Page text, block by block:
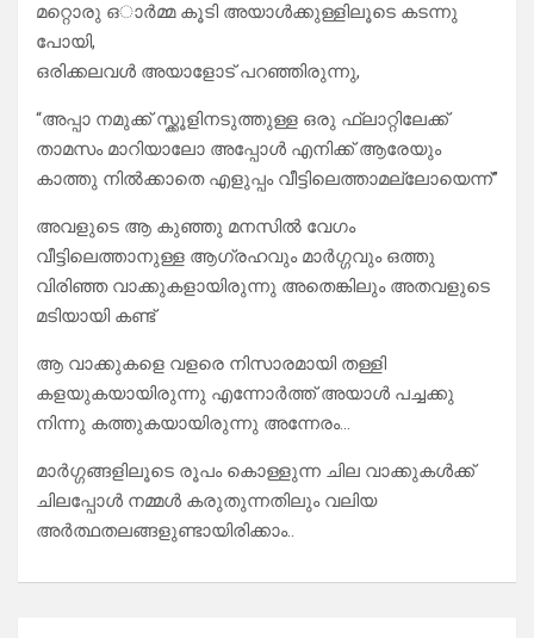
മറ്റൊരു ഒാർമ്മ കൂടി അയാൾക്കുള്ളിലൂടെ കടന്നു
പോയി,
ഒരിക്കലവൾ അയാളോട് പറഞ്ഞിരുന്നു,
“അപ്പാ നമുക്ക് സ്ക്കൂളിനടുത്തുള്ള ഒരു ഫ്ലാറ്റിലേക്ക്
താമസം മാറിയാലോ അപ്പോൾ എനിക്ക് ആരേയും
കാത്തു നിൽക്കാതെ എളുപ്പം വീട്ടിലെത്താമല്ലോയെന്ന്”
അവളുടെ ആ കുഞ്ഞു മനസിൽ വേഗം
വീട്ടിലെത്താനുള്ള ആഗ്രഹവും മാർഗ്ഗവും ഒത്തു
വിരിഞ്ഞ വാക്കുകളായിരുന്നു അതെങ്കിലും അതവളുടെ
മടിയായി കണ്ട്
ആ വാക്കുകളെ വളരെ നിസാരമായി തള്ളി
കളയുകയായിരുന്നു എന്നോർത്ത് അയാൾ പച്ചക്കു
നിന്നു കത്തുകയായിരുന്നു അന്നേരം…
മാർഗ്ഗങ്ങളിലൂടെ രൂപം കൊള്ളുന്ന ചില വാക്കുകൾക്ക്
ചിലപ്പോൾ നമ്മൾ കരുതുന്നതിലും വലിയ
അർത്ഥതലങ്ങളുണ്ടായിരിക്കാം..